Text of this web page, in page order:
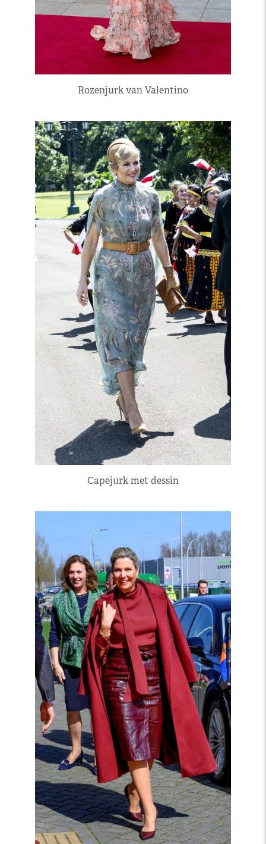
Rozenjurk van Valentino
Capejurk met dessin